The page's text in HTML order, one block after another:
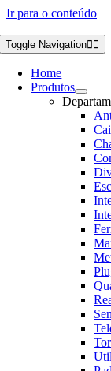
Ir para o conteúdo
Toggle Navigation
Home
Produtos